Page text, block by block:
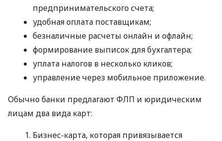
предпринимательского счета;
удобная оплата поставщикам;
безналичные расчеты онлайн и офлайн;
формирование выписок для бухгалтера;
уплата налогов в несколько кликов;
управление через мобильное приложение.
Обычно банки предлагают ФЛП и юридическим
лицам два вида карт:
Бизнес-карта, которая привязывается